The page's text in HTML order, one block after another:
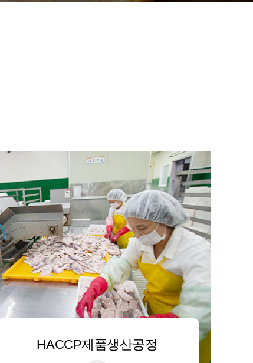
HACCP제품생산공정